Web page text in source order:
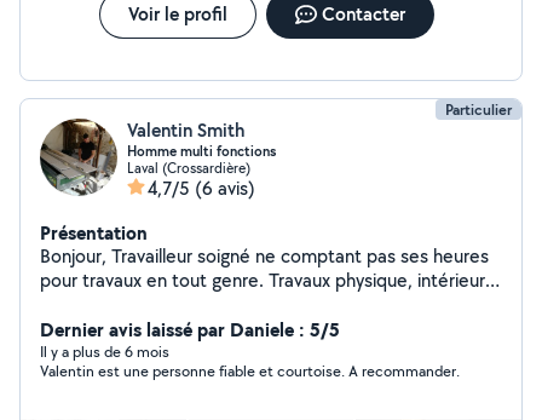
Voir le profil Contacter
Particulier
Valentin Smith
Homme multi fonctions
Laval (Crossardière)
4,7/5 (6 avis)
Présentation
Bonjour, Travailleur soigné ne comptant pas ses heures
pour travaux en tout genre. Travaux physique, intérieur,
mes compétences : - Peinture/Tapisserie -
Jardinage/Nettoyage terasse, Taille haie, ect - Cuisine
studio - Parquet/Sol - Montage de meubles -
Dernier avis laissé par Daniele : 5/5
Il y a plus de 6 mois
Valentin est une personne fiable et courtoise. A recommander.